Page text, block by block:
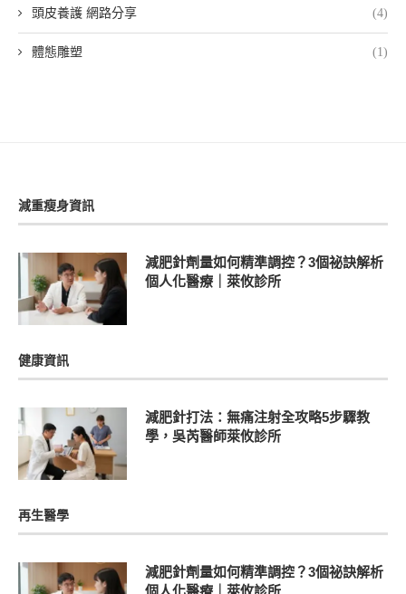
頭皮養護 網路分享 (4)
體態雕塑 (1)
減重瘦身資訊
減肥針劑量如何精準調控？3個祕訣解析
個人化醫療｜萊攸診所
健康資訊
減肥針打法：無痛注射全攻略5步驟教
學，吳芮醫師萊攸診所
再生醫學
減肥針劑量如何精準調控？3個祕訣解析
個人化醫療｜萊攸診所